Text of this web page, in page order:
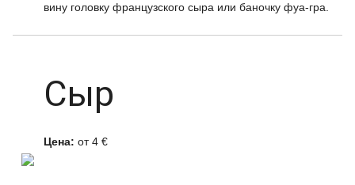
вину головку французского сыра или баночку фуа-гра.
Сыр
Цена: от 4 €